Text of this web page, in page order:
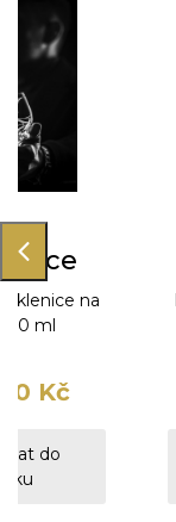
sklenice na
ml
Kč
do